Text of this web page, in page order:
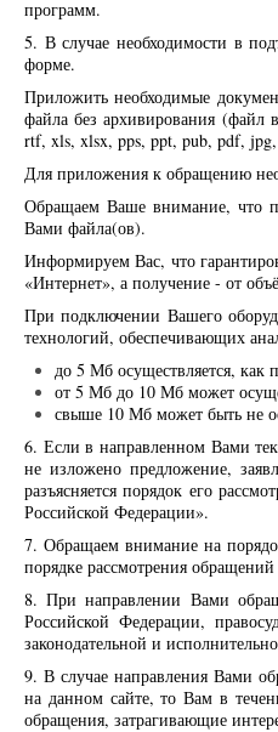
программ.
5. В случае необходимости в
форме.
Приложить необходимые
файла без архивирования (файл
rtf, xls, xlsx, pps, ppt, pub, pdf,
Для приложения к обращению
Обращаем Ваше внимание, что
Вами файла(ов).
Информируем Вас, что
«Интернет», а получение - от
При подключении Вашего
технологий, обеспечивающих
до 5 Мб осуществляется, как
от 5 Мб до 10 Мб может
свыше 10 Мб может быть не
6. Если в направленном Вами
не изложено предложение,
разъясняется порядок его
Российской Федерации».
7. Обращаем внимание на
порядке рассмотрения
8. При направлении Вами
Российской Федерации,
законодательной и
9. В случае направления Вами
на данном сайте, то Вам в
обращения, затрагивающие